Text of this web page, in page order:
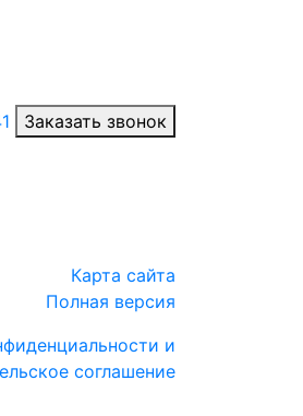
Заказать звонок
Карта сайта
Полная версия
и
соглашение